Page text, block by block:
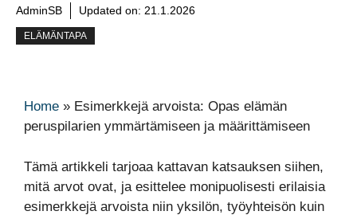
AdminSB Updated on: 21.1.2026
ELÄMÄNTAPA
Home » Esimerkkejä arvoista: Opas elämän
peruspilarien ymmärtämiseen ja määrittämiseen
Tämä artikkeli tarjoaa kattavan katsauksen siihen,
mitä arvot ovat, ja esittelee monipuolisesti erilaisia
esimerkkejä arvoista niin yksilön, työyhteisön kuin